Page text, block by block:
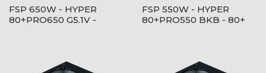
FSP 650W - HYPER
80+PRO650 G5.1V -
FSP 550W - HYPER
80+PRO550 BKB - 80+